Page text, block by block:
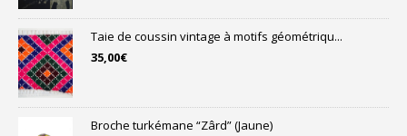
Taie de coussin vintage à motifs géométriqu...
35,00€
Broche turkémane “Zârd” (Jaune)